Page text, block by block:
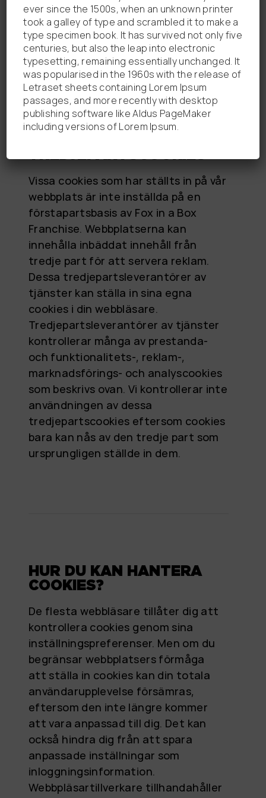
denna data finns på:
https://www.google.com/policies/priv
acy/partners/. Du kan välja bort alla
Google-stödda analyser på våra
webbplatser genom att besöka:
https://tools.google.com/dlpage/gao
ptout.
TREDJEPARTSCOOKIES
Vissa cookies som har ställts in på vår
webbplats är inte inställda på en
förstapartsbasis av Fox in a Box
Franchise. Webbplatserna kan
innehålla inbäddat innehåll från
tredje part för att servera reklam.
Dessa tredjepartsleverantörer av
tjänster kan ställa in sina egna
cookies i din webbläsare.
Tredjepartsleverantörer av tjänster
kontrollerar många av prestanda-
och funktionalitets-, reklam-,
marknadsförings- och analyscookies
som beskrivs ovan. Vi kontrollerar inte
användningen av dessa
tredjepartscookies eftersom cookies
bara kan nås av den tredje part som
ursprungligen ställde in dem.
HUR DU KAN HANTERA
COOKIES?
De flesta webbläsare tillåter dig att
kontrollera cookies genom sina
inställningspreferenser. Men om du
begränsar webbplatsers förmåga
att ställa in cookies kan din totala
användarupplevelse försämras,
eftersom den inte längre kommer
att vara anpassad till dig. Det kan
också hindra dig från att spara
anpassade inställningar som
inloggningsinformation.
Webbpläsartillverkare tillhandahåller
ever since the 1500s, when an unknown printer
took a galley of type and scrambled it to make a
type specimen book. It has survived not only five
centuries, but also the leap into electronic
typesetting, remaining essentially unchanged. It
was popularised in the 1960s with the release of
Letraset sheets containing Lorem Ipsum
passages, and more recently with desktop
publishing software like Aldus PageMaker
including versions of Lorem Ipsum.